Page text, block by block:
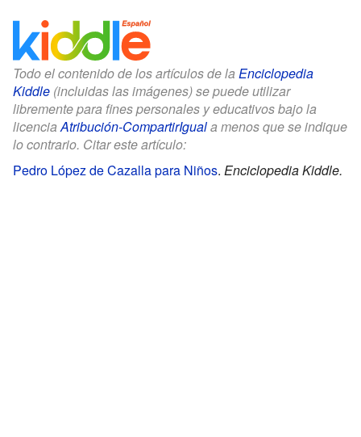
Todo el contenido de los artículos de la Enciclopedia
Kiddle (incluidas las imágenes) se puede utilizar
libremente para fines personales y educativos bajo la
licenciaAtribución-CompartirIguala menos que se indique
lo contrario. Citar este artículo:
Pedro López de Cazalla para Niños. Enciclopedia Kiddle.